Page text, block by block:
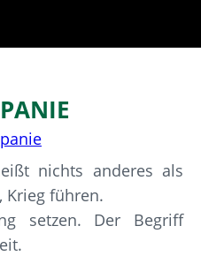
nichts anderes als
Krieg führen.
setzen. Der Begriff